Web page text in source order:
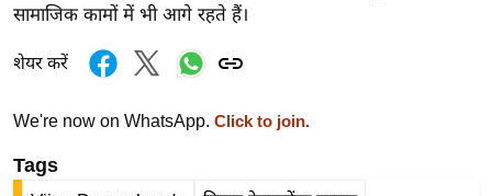
म
न
ज
सामाजिक कामों में भी आगे रहते हैं।
शेयर करें
We're now on WhatsApp. Click to join.
Tags